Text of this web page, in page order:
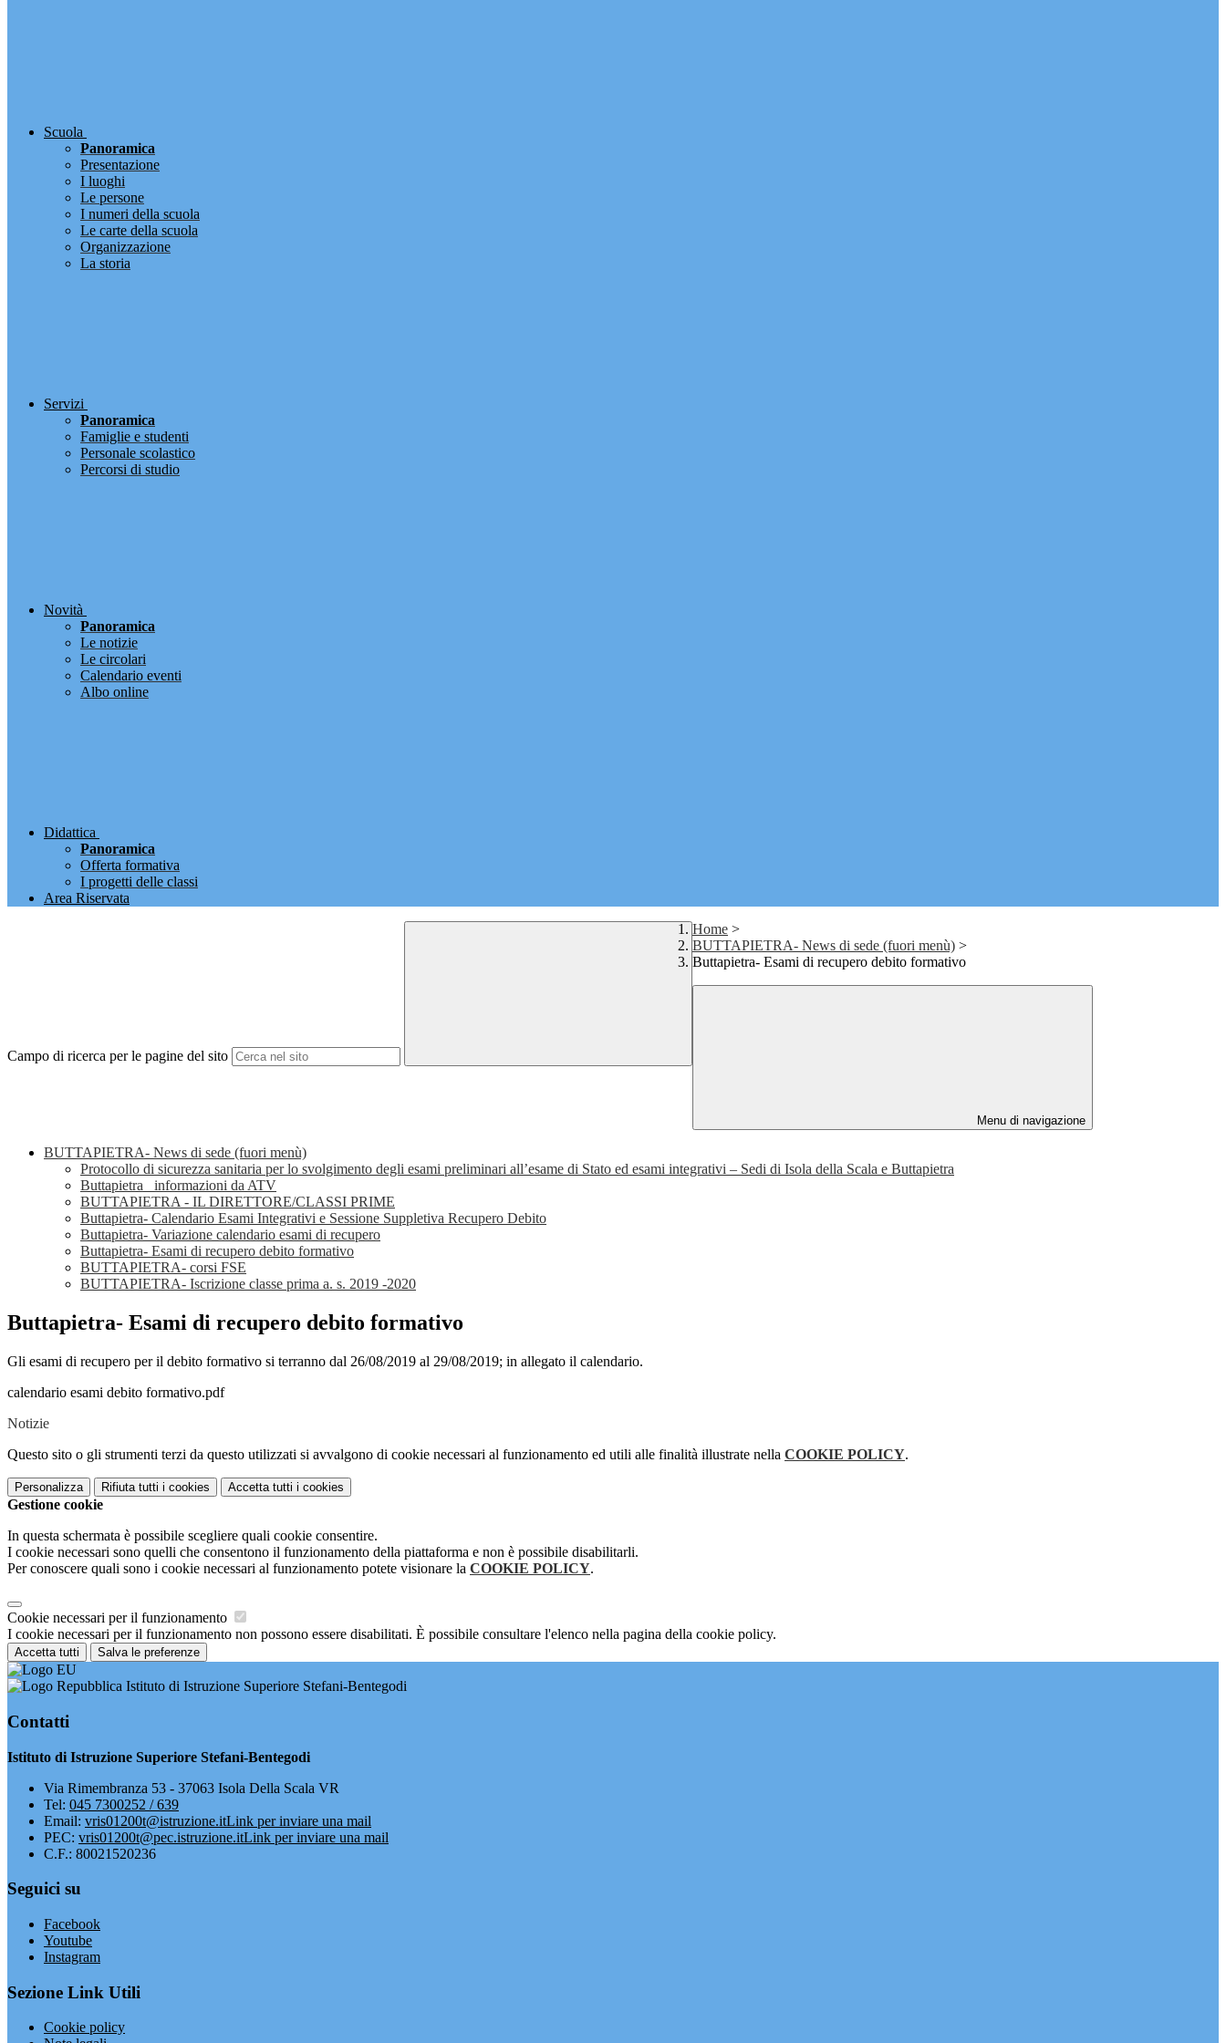
Scuola
Panoramica
Presentazione
I luoghi
Le persone
I numeri della scuola
Le carte della scuola
Organizzazione
La storia
Servizi
Panoramica
Famiglie e studenti
Personale scolastico
Percorsi di studio
Novità
Panoramica
Le notizie
Le circolari
Calendario eventi
Albo online
Didattica
Panoramica
Offerta formativa
I progetti delle classi
Area Riservata
Campo di ricerca per le pagine del sito
Home >
BUTTAPIETRA- News di sede (fuori menù) >
Buttapietra- Esami di recupero debito formativo
Menu di navigazione
BUTTAPIETRA- News di sede (fuori menù)
Protocollo di sicurezza sanitaria per lo svolgimento degli esami preliminari all’esame di Stato ed esami integrativi – Sedi di Isola della Scala e Buttapietra
Buttapietra_ informazioni da ATV
BUTTAPIETRA - IL DIRETTORE/CLASSI PRIME
Buttapietra- Calendario Esami Integrativi e Sessione Suppletiva Recupero Debito
Buttapietra- Variazione calendario esami di recupero
Buttapietra- Esami di recupero debito formativo
BUTTAPIETRA- corsi FSE
BUTTAPIETRA- Iscrizione classe prima a. s. 2019 -2020
Buttapietra- Esami di recupero debito formativo
Gli esami di recupero per il debito formativo si terranno dal 26/08/2019 al 29/08/2019; in allegato il calendario.
calendario esami debito formativo.pdf
Notizie
Questo sito o gli strumenti terzi da questo utilizzati si avvalgono di cookie necessari al funzionamento ed utili alle finalità illustrate nella COOKIE POLICY.
Personalizza Rifiuta tutti i cookies Accetta tutti i cookies
Gestione cookie
In questa schermata è possibile scegliere quali cookie consentire.
I cookie necessari sono quelli che consentono il funzionamento della piattaforma e non è possibile disabilitarli.
Per conoscere quali sono i cookie necessari al funzionamento potete visionare la COOKIE POLICY.
Cookie necessari per il funzionamento
I cookie necessari per il funzionamento non possono essere disabilitati. È possibile consultare l'elenco nella pagina della cookie policy.
Accetta tutti Salva le preferenze
Istituto di Istruzione Superiore Stefani-Bentegodi
Contatti
Istituto di Istruzione Superiore Stefani-Bentegodi
Via Rimembranza 53 - 37063 Isola Della Scala VR
Tel: 045 7300252 / 639
Email: vris01200t@istruzione.itLink per inviare una mail
PEC: vris01200t@pec.istruzione.itLink per inviare una mail
C.F.: 80021520236
Seguici su
Facebook
Youtube
Instagram
Sezione Link Utili
Cookie policy